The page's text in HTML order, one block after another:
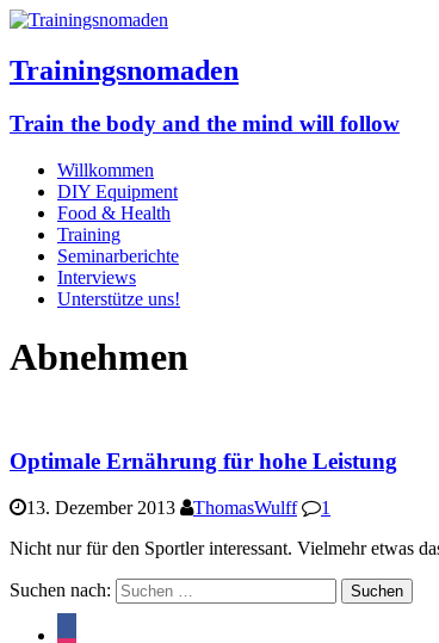
Trainingsnomaden
Train the body and the mind will follow
Willkommen
DIY Equipment
Food & Health
Training
Seminarberichte
Interviews
Unterstütze uns!
Abnehmen
Optimale Ernährung für hohe Leistung
13. Dezember 2013 ThomasWulff
1
Nicht nur für den Sportler interessant. Vielmehr etwas
Suchen nach: